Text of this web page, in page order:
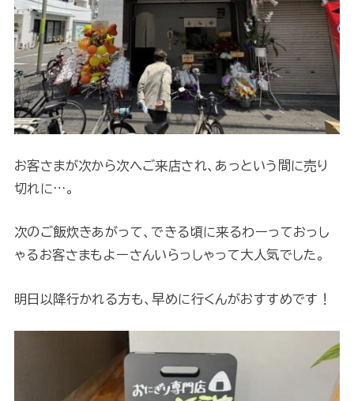
お客さまが次から次へご来店され、あっという間に売り
切れに…。
次のご飯炊きあがって、できる頃に来るわーっておっし
ゃるお客さまもよーさんいらっしゃって大人気でした。
明日以降行かれる方も、早めに行くんがおすすめです！